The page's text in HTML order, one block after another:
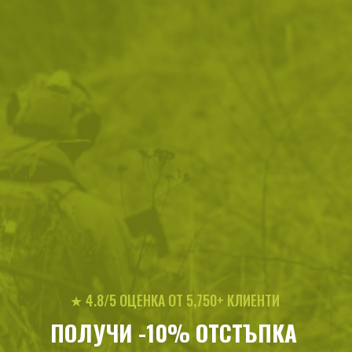
Военни връзки за обувки
Highlander COMBAT Brown
Тактически обувки: непоколебимо представяне във
★ 4.8/5 ОЦЕНКА ОТ 5,750+ КЛИЕНТИ
ПОЛУЧИ -10% ОТСТЪПКА